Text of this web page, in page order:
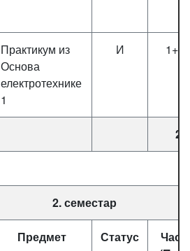
Практикум из
Основа
електротехнике
1
И
28
2. семестар
Предмет Статус